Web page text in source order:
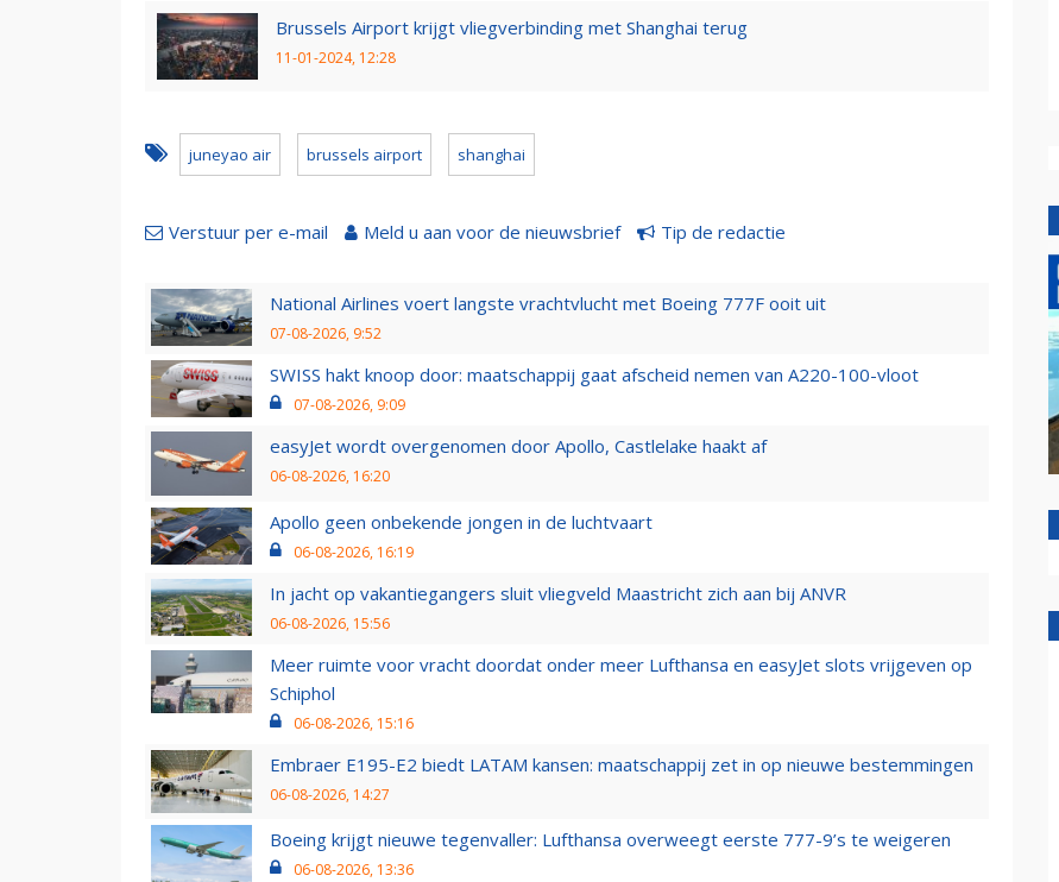
Brussels Airport krijgt vliegverbinding met Shanghai terug
11-01-2024, 12:28
juneyao air brussels airport shanghai
Verstuur per e-mail Meld u aan voor de nieuwsbrief Tip de redactie
National Airlines voert langste vrachtvlucht met Boeing 777F ooit uit
07-08-2026, 9:52
SWISS hakt knoop door: maatschappij gaat afscheid nemen van A220-100-vloot
07-08-2026, 9:09
easyJet wordt overgenomen door Apollo, Castlelake haakt af
06-08-2026, 16:20
Apollo geen onbekende jongen in de luchtvaart
06-08-2026, 16:19
In jacht op vakantiegangers sluit vliegveld Maastricht zich aan bij ANVR
06-08-2026, 15:56
Meer ruimte voor vracht doordat onder meer Lufthansa en easyJet slots vrijgeven op
Schiphol
06-08-2026, 15:16
Embraer E195-E2 biedt LATAM kansen: maatschappij zet in op nieuwe bestemmingen
06-08-2026, 14:27
Boeing krijgt nieuwe tegenvaller: Lufthansa overweegt eerste 777-9’s te weigeren
06-08-2026, 13:36